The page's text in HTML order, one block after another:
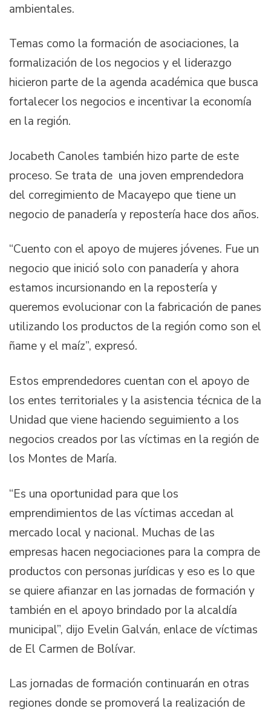
ambientales.
Temas como la formación de asociaciones, la
formalización de los negocios y el liderazgo
hicieron parte de la agenda académica que busca
fortalecer los negocios e incentivar la economía
en la región.
Jocabeth Canoles también hizo parte de este
proceso. Se trata de una joven emprendedora
del corregimiento de Macayepo que tiene un
negocio de panadería y repostería hace dos años.
“Cuento con el apoyo de mujeres jóvenes. Fue un
negocio que inició solo con panadería y ahora
estamos incursionando en la repostería y
queremos evolucionar con la fabricación de panes
utilizando los productos de la región como son el
ñame y el maíz”, expresó.
Estos emprendedores cuentan con el apoyo de
los entes territoriales y la asistencia técnica de la
Unidad que viene haciendo seguimiento a los
negocios creados por las víctimas en la región de
los Montes de María.
“Es una oportunidad para que los
emprendimientos de las víctimas accedan al
mercado local y nacional. Muchas de las
empresas hacen negociaciones para la compra de
productos con personas jurídicas y eso es lo que
se quiere afianzar en las jornadas de formación y
también en el apoyo brindado por la alcaldía
municipal”, dijo Evelin Galván, enlace de víctimas
de El Carmen de Bolívar.
Las jornadas de formación continuarán en otras
regiones donde se promoverá la realización de